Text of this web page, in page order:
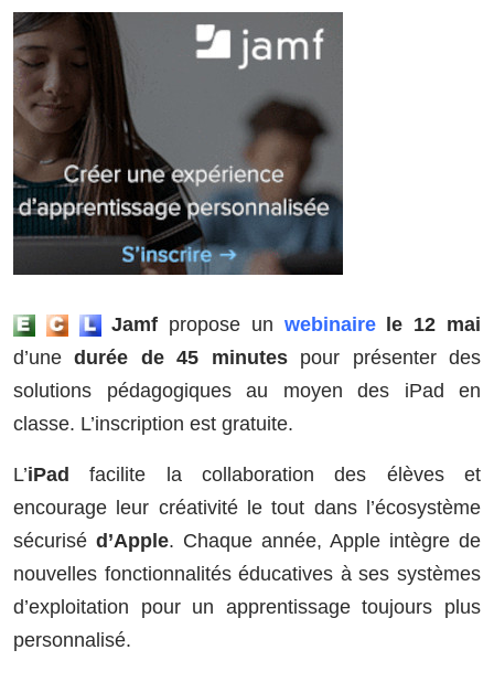
Jamf propose un webinairele 12 mai
d’unedurée de 45 minutes pour présenter des
solutions pédagogiques au moyen des iPad en
classe. L’inscription est gratuite.
L’iPad facilite la collaboration des élèves et
encourage leur créativité le tout dans l’écosystème
sécurisé d’Apple. Chaque année, Apple intègre de
nouvelles fonctionnalités éducatives à ses systèmes
d’exploitation pour un apprentissage toujours plus
personnalisé.